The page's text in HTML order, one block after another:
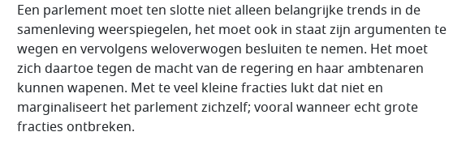
Een parlement moet ten slotte niet alleen belangrijke trends in de
samenleving weerspiegelen, het moet ook in staat zijn argumenten te
wegen en vervolgens weloverwogen besluiten te nemen. Het moet
zich daartoe tegen de macht van de regering en haar ambtenaren
kunnen wapenen. Met te veel kleine fracties lukt dat niet en
marginaliseert het parlement zichzelf; vooral wanneer echt grote
fracties ontbreken.